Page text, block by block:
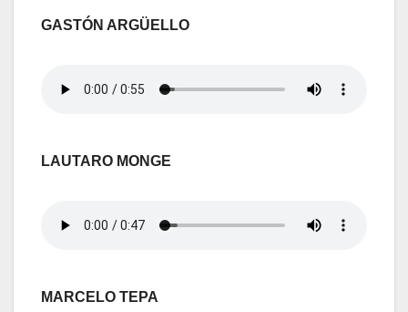
GASTÓN ARGÜELLO
LAUTARO MONGE
MARCELO TEPA